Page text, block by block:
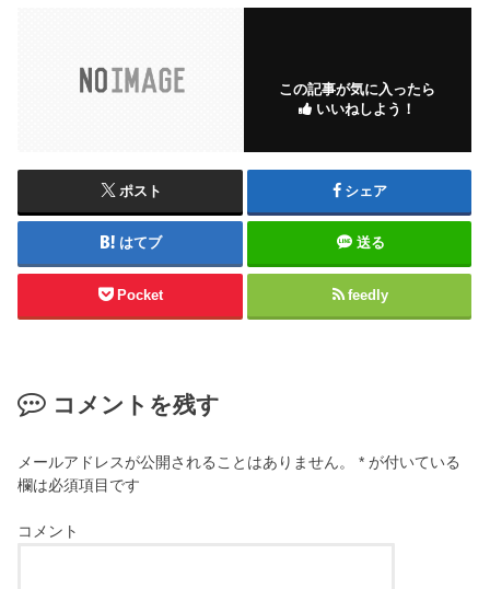
この記事が気に入ったら
いいねしよう！
ポスト シェア
はてブ 送る
Pocket feedly
コメントを残す
メールアドレスが公開されることはありません。 * が付いている
欄は必須項目です
コメント